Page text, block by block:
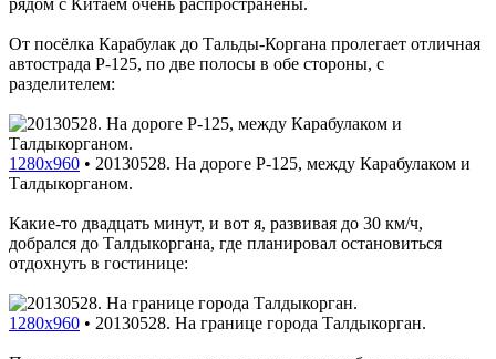
От посёлка Карабулак до Тальды-Коргана пролегает отличная
автострада P-125, по две полосы в обе стороны, с
разделителем:
1280x960 • 20130528. На дороге P-125, между Карабулаком и
Талдыкорганом.
Какие-то двадцать минут, и вот я, развивая до 30 км/ч,
добрался до Талдыкоргана, где планировал остановиться
отдохнуть в гостинице:
1280x960 • 20130528. На границе города Талдыкорган.